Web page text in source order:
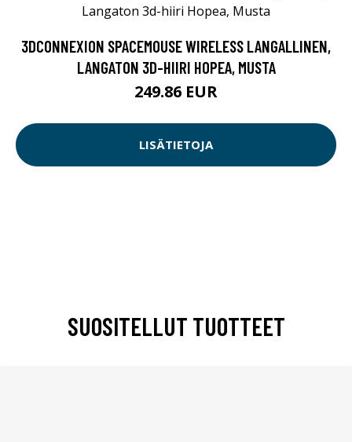
3DCONNEXION SPACEMOUSE WIRELESS LANGALLINEN,
LANGATON 3D-HIIRI HOPEA, MUSTA
249.86 EUR
LISÄTIETOJA
SUOSITELLUT TUOTTEET